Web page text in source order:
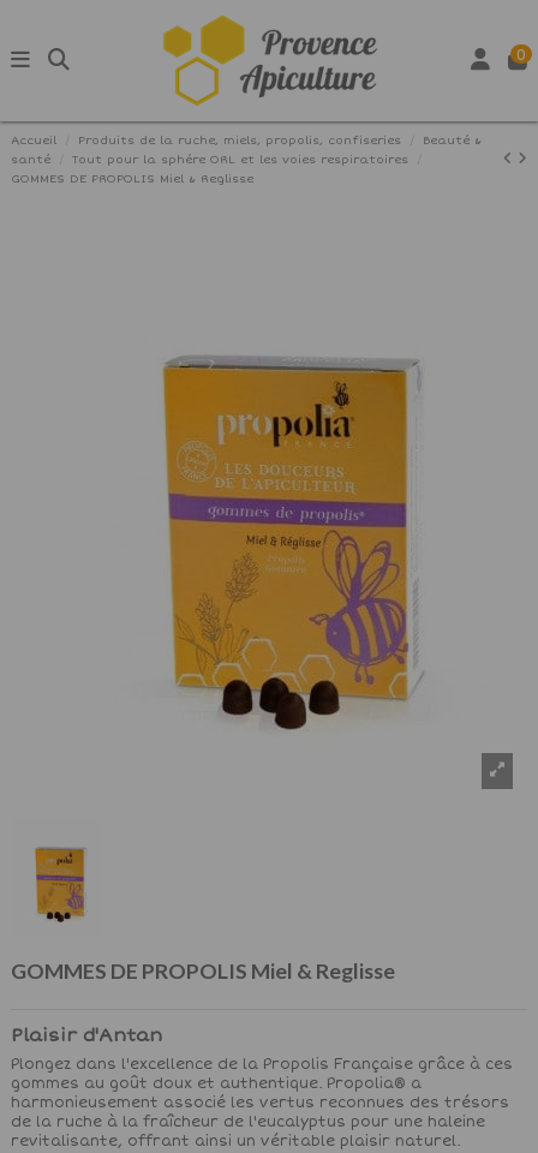
0
Accueil Produits de la ruche, miels, propolis, confiseries
Beauté &
santé
Tout pour la sphére ORL et les voies respiratoires
GOMMES DE PROPOLIS Miel & Reglisse
GOMMES DE PROPOLIS Miel & Reglisse
Plaisir d'Antan
Plongez dans l'excellence de la Propolis Française grâce à ces
gommes au goût doux et authentique. Propolia® a
harmonieusement associé les vertus reconnues des trésors
de la ruche à la fraîcheur de l'eucalyptus pour une haleine
revitalisante, offrant ainsi un véritable plaisir naturel.